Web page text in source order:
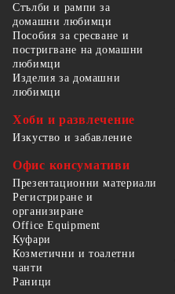
Стълби и рампи за
домашни любимци
Пособия за сресване и
постригване на домашни
любимци
Изделия за домашни
любимци
Хоби и развлечение
Изкуство и забавление
Офис консумативи
Презентационни материали
Регистриране и
организиране
Office Equipment
Куфари
Козметични и тоалетни
чанти
Раници